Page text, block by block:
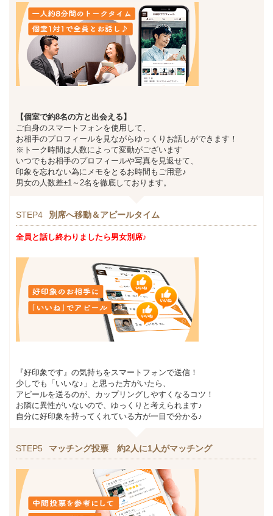
【個室で約8名の方と出会える】
ご自身のスマートフォンを使用して、
お相手のプロフィールを見ながらゆっくりお話しができます！
※トーク時間は人数によって変動がございます
いつでもお相手のプロフィールや写真を見返せて、
印象を忘れない為にメモをとるお時間もご用意♪
男女の人数差±1～2名を徹底しております。
STEP4 別席へ移動＆アピールタイム
全員と話し終わりましたら男女別席♪
『好印象です』の気持ちをスマートフォンで送信！
少しでも「いいな♪」と思った方がいたら、
アピールを送るのが、カップリングしやすくなるコツ！
お隣に異性がいないので、ゆっくりと考えられます♪
自分に好印象を持ってくれている方が一目で分かる♪
STEP5 マッチング投票 約2人に1人がマッチング